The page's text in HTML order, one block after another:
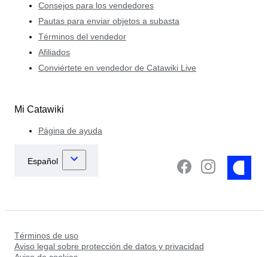
Consejos para los vendedores
Pautas para enviar objetos a subasta
Términos del vendedor
Afiliados
Conviértete en vendedor de Catawiki Live
Mi Catawiki
Página de ayuda
Términos de uso
Aviso legal sobre protección de datos y privacidad